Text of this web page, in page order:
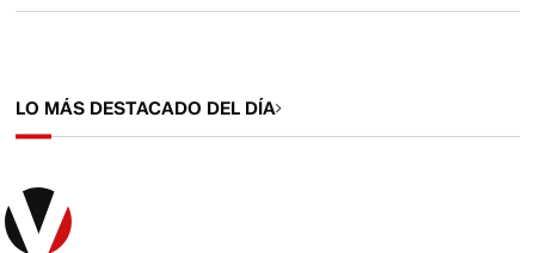
LO MÁS DESTACADO DEL DÍA